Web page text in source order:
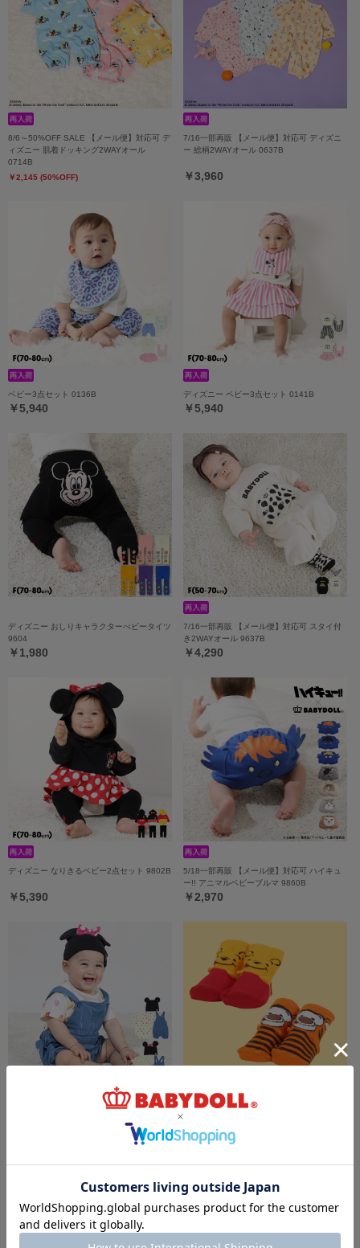
8/6～50%OFF SALE 【メール便】対応可 デ
ィズニー 肌着ドッキング2WAYオール
0714B
￥2,145 (50%OFF)
7/16一部再販 【メール便】対応可 ディズニ
ー 総柄2WAYオール 0637B
￥3,960
ベビー3点セット 0136B
￥5,940
ディズニー ベビー3点セット 0141B
￥5,940
ディズニー おしりキャラクターべビータイツ
9604
￥1,980
7/16一部再販 【メール便】対応可 スタイ付
き2WAYオール 9637B
￥4,290
ディズニー なりきるベビー2点セット 9802B
￥5,390
5/18一部再販 【メール便】対応可 ハイキュ
ー!! アニマルベビーブルマ 9860B
￥2,970
4/8一部再販 ディズニー ベビーソックス
￥539